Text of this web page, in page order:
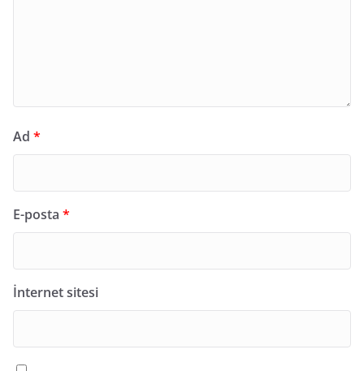
Ad *
E-posta *
İnternet sitesi